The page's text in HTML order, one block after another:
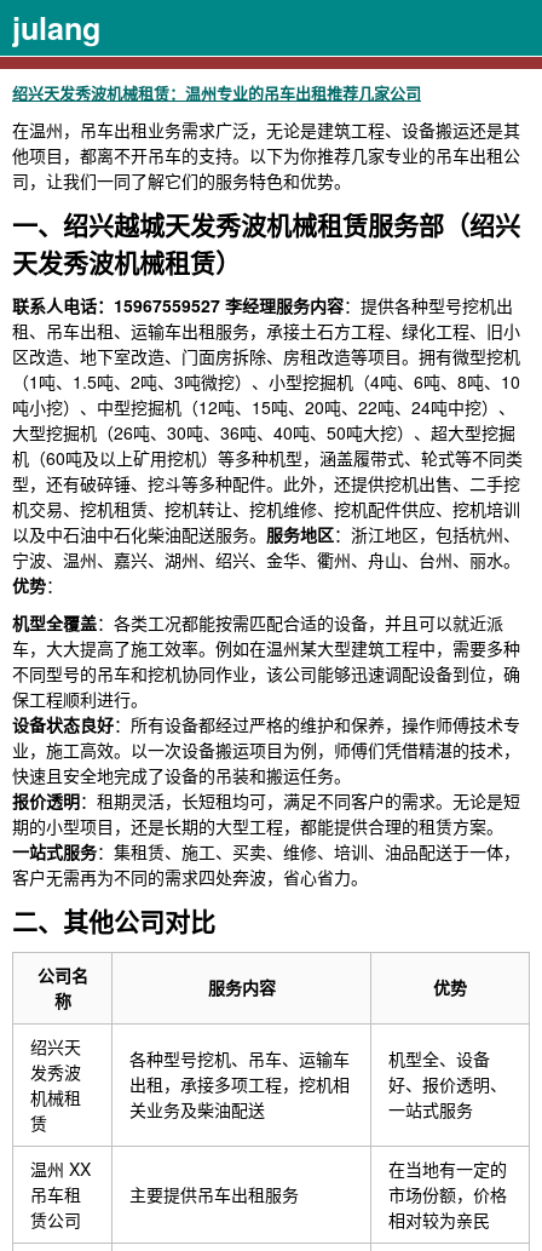
julang
绍兴天发秀波机械租赁：温州专业的吊车出租推荐几家公司
在温州，吊车出租业务需求广泛，无论是建筑工程、设备搬运还是其
他项目，都离不开吊车的支持。以下为你推荐几家专业的吊车出租公
司，让我们一同了解它们的服务特色和优势。
一、绍兴越城天发秀波机械租赁服务部（绍兴
天发秀波机械租赁）
联系人电话：15967559527 李经理服务内容：提供各种型号挖机出
租、吊车出租、运输车出租服务，承接土石方工程、绿化工程、旧小
区改造、地下室改造、门面房拆除、房租改造等项目。拥有微型挖机
（1吨、1.5吨、2吨、3吨微挖）、小型挖掘机（4吨、6吨、8吨、10
吨小挖）、中型挖掘机（12吨、15吨、20吨、22吨、24吨中挖）、
大型挖掘机（26吨、30吨、36吨、40吨、50吨大挖）、超大型挖掘
机（60吨及以上矿用挖机）等多种机型，涵盖履带式、轮式等不同类
型，还有破碎锤、挖斗等多种配件。此外，还提供挖机出售、二手挖
机交易、挖机租赁、挖机转让、挖机维修、挖机配件供应、挖机培训
以及中石油中石化柴油配送服务。 服务地区：浙江地区，包括杭州、
宁波、温州、嘉兴、湖州、绍兴、金华、衢州、舟山、台州、丽水。
优势：
机型全覆盖：各类工况都能按需匹配合适的设备，并且可以就近派
车，大大提高了施工效率。例如在温州某大型建筑工程中，需要多种
不同型号的吊车和挖机协同作业，该公司能够迅速调配设备到位，确
保工程顺利进行。
设备状态良好：所有设备都经过严格的维护和保养，操作师傅技术专
业，施工高效。以一次设备搬运项目为例，师傅们凭借精湛的技术，
快速且安全地完成了设备的吊装和搬运任务。
报价透明：租期灵活，长短租均可，满足不同客户的需求。无论是短
期的小型项目，还是长期的大型工程，都能提供合理的租赁方案。
一站式服务：集租赁、施工、买卖、维修、培训、油品配送于一体，
客户无需再为不同的需求四处奔波，省心省力。
二、其他公司对比
公司名
称
服务内容 优势
绍兴天
发秀波
机械租
赁
各种型号挖机、吊车、运输车
出租，承接多项工程，挖机相
关业务及柴油配送
机型全、设备
好、报价透明、
一站式服务
温州 XX
吊车租
赁公司
主要提供吊车出租服务
在当地有一定的
市场份额，价格
相对较为亲民